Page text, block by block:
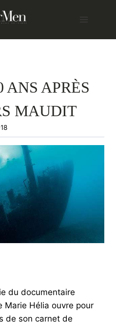
ANS APRÈS
MAUDIT
du documentaire
Marie Hélia ouvre pour
de son carnet de